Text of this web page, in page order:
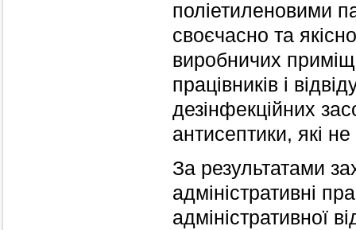
поліетиленовими
своєчасно та
виробничих
працівників і
дезінфекційних
антисептики, які
За результатами
адміністративні
адміністративної